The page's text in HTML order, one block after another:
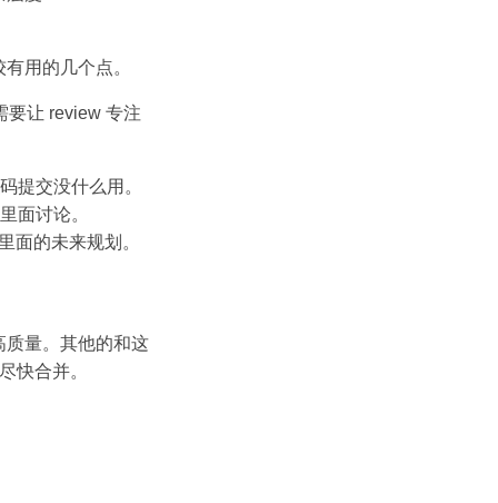
用的几个点。
要让 review 专注
提交没什么用。
面讨论。
面的未来规划。
质量。其他的和这
快合并。